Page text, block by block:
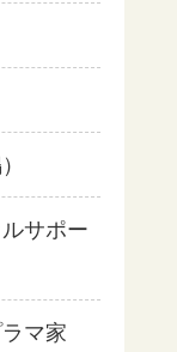
サポー
マ家